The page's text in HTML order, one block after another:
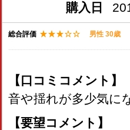
購入日
総合評価 男性 30歳
【口コミコメント】
音や揺れが多少気に
【要望コメント】